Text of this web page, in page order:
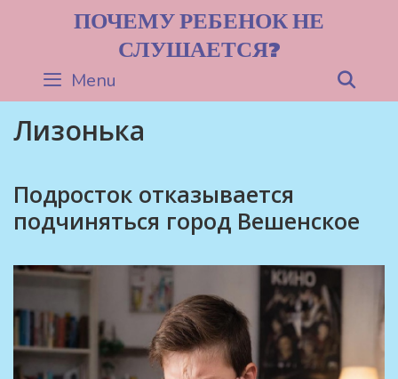
ПОЧЕМУ РЕБЕНОК НЕ
СЛУШАЕТСЯ?
Menu
Лизонька
Подросток отказывается
подчиняться город Вешенское